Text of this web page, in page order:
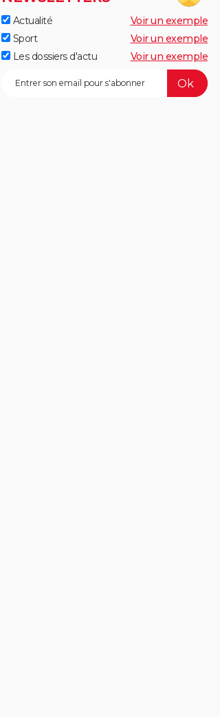
Actualité
Voir un exemple
Sport
Voir un exemple
Les dossiers d'actu
Voir un exemple